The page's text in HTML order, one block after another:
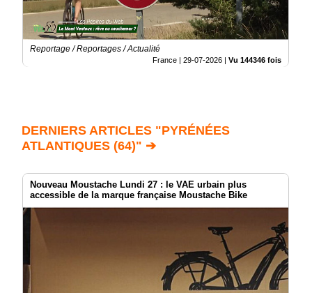
Reportage / Reportages / Actualité
France | 29-07-2026 | Vu 144346 fois
DERNIERS ARTICLES "PYRÉNÉES
ATLANTIQUES (64)" ➔
Nouveau Moustache Lundi 27 : le VAE urbain plus
accessible de la marque française Moustache Bike